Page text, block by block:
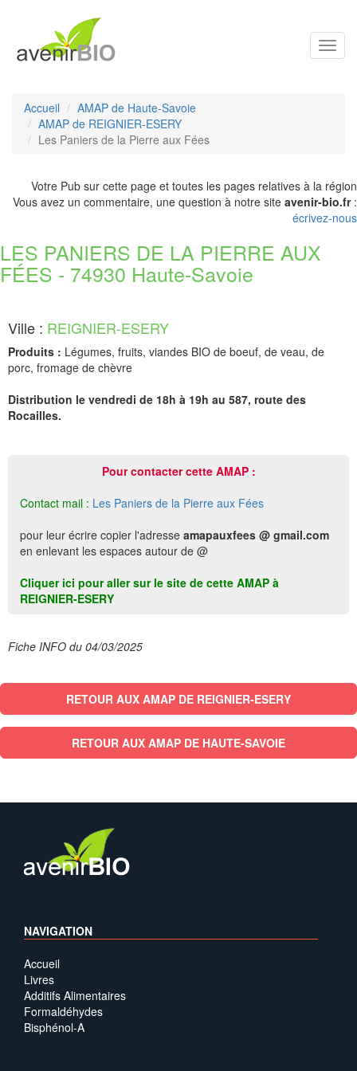
Accueil
AMAP de Haute-Savoie
AMAP de REIGNIER-ESERY
Les Paniers de la Pierre aux Fées
Votre Pub sur cette page et toutes les pages relatives à la région
Vous avez un commentaire, une question à notre site avenir-bio.fr:
écrivez-nous
LES PANIERS DE LA PIERRE AUX
FÉES - 74930 Haute-Savoie
Ville : REIGNIER-ESERY
Produits : Légumes, fruits, viandes BIO de boeuf, de veau, de
porc, fromage de chèvre
Distribution le vendredi de 18h à 19h au 587, route des
Rocailles.
Pour contacter cette AMAP :
Contact mail : Les Paniers de la Pierre aux Fées
pour leur écrire copier l'adresse amapauxfees @ gmail.com
en enlevant les espaces autour de @
Cliquer ici pour aller sur le site de cette AMAP à
REIGNIER-ESERY
Fiche INFO du 04/03/2025
RETOUR AUX AMAP DE REIGNIER-ESERY
RETOUR AUX AMAP DE HAUTE-SAVOIE
NAVIGATION
Accueil
Livres
Additifs Alimentaires
Formaldéhydes
Bisphénol-A